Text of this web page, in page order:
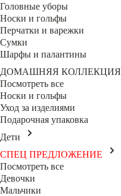
Головные уборы
Носки и гольфы
Перчатки и варежки
Сумки
Шарфы и палантины
ДОМАШНЯЯ КОЛЛЕКЦИЯ
Посмотреть все
Носки и гольфы
Уход за изделиями
Подарочная упаковка
Дети
СПЕЦ ПРЕДЛОЖЕНИЕ
Посмотреть все
Девочки
Мальчики